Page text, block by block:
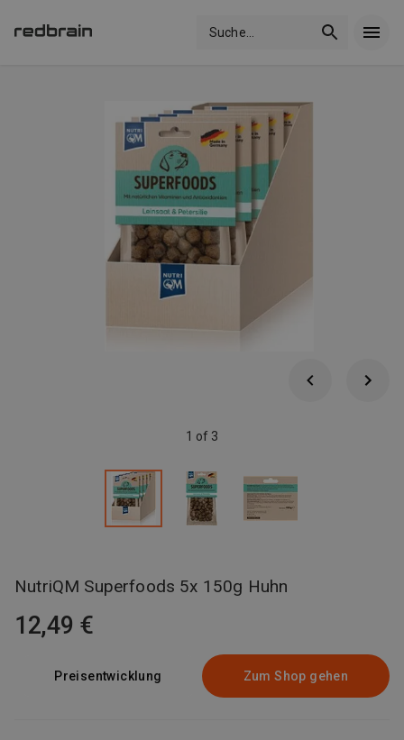
Suche
1 of 3
NutriQM Superfoods 5x 150g Huhn
12,49 €
Preisentwicklung Zum Shop gehen